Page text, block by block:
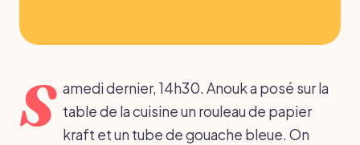
S amedi dernier, 14h30. Anouk a posé sur la
table de la cuisine un rouleau de papier
kraft et un tube de gouache bleue. On